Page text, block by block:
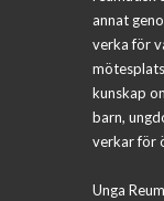
annat
verka för
kunskap
barn,
verkar för
Unga